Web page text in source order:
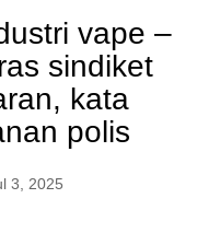
vape –
sindiket
kata
polis
3, 2025